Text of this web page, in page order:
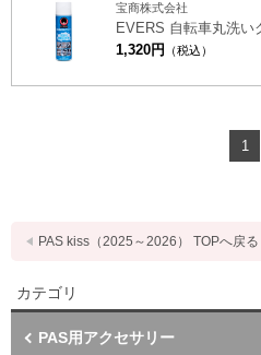
宝商株式会社
EVERS 自転車丸洗い
1,320円
（税込）
1
PAS kiss（2025～2026） TOPへ戻る
カテゴリ
PAS用アクセサリー